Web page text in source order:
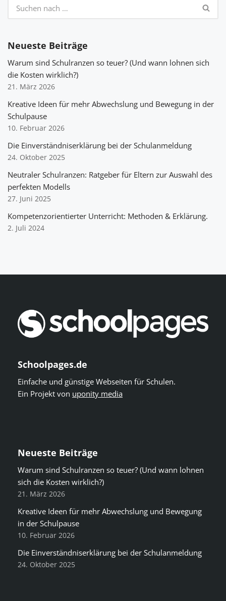
Neueste Beiträge
Warum sind Schulranzen so teuer? (Und wann lohnen sich
die Kosten wirklich?)
21. März 2026
Kreative Ideen für mehr Abwechslung und Bewegung in der
Schulpause
10. Februar 2026
Die Einverständniserklärung bei der Schulanmeldung
24. Oktober 2025
Neutraler Schulranzen: Ratgeber für Eltern zur Auswahl des
perfekten Modells
27. Juni 2025
Kompetenzorientierter Unterricht: Methoden & Erklärung.
2. Juli 2024
Schoolpages.de
Einfache und günstige Webseiten für Schulen.
Ein Projekt von uponity media
Neueste Beiträge
Warum sind Schulranzen so teuer? (Und wann lohnen
sich die Kosten wirklich?)
21. März 2026
Kreative Ideen für mehr Abwechslung und Bewegung
in der Schulpause
10. Februar 2026
Die Einverständniserklärung bei der Schulanmeldung
24. Oktober 2025